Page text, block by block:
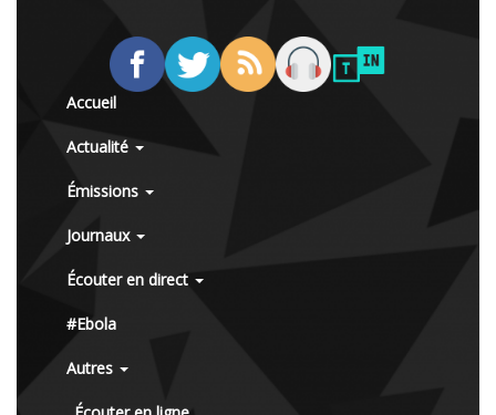
Accueil
Actualité
Émissions
Journaux
Écouter en direct
#Ebola
Autres